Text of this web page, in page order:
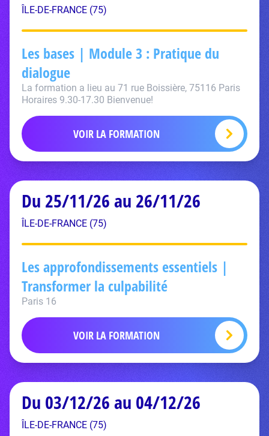
ÎLE-DE-FRANCE (75)
Les bases | Module 3 : Pratique du
dialogue
La formation a lieu au 71 rue Boissière, 75116 Paris
Horaires 9.30-17.30 Bienvenue!
VOIR LA FORMATION
Du 25/11/26 au 26/11/26
ÎLE-DE-FRANCE (75)
Les approfondissements essentiels |
Transformer la culpabilité
Paris 16
VOIR LA FORMATION
Du 03/12/26 au 04/12/26
ÎLE-DE-FRANCE (75)